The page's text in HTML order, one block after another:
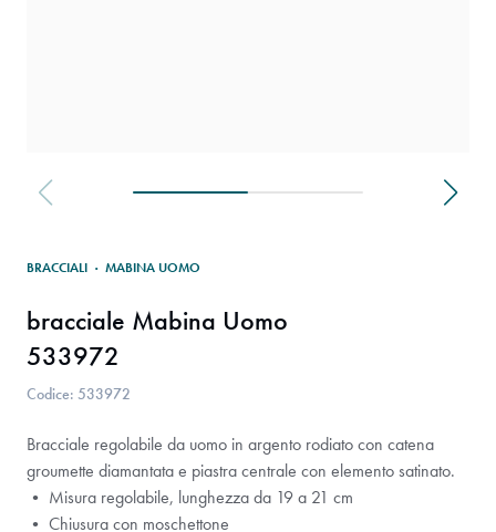
BRACCIALI · MABINA UOMO
bracciale Mabina Uomo
533972
Codice: 533972
Bracciale regolabile da uomo in argento rodiato con catena
groumette diamantata e piastra centrale con elemento satinato.
• Misura regolabile, lunghezza da 19 a 21 cm
• Chiusura con moschettone